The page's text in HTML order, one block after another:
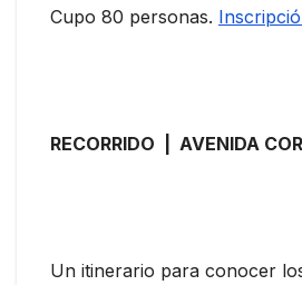
Cupo 80 personas.
RECORRIDO | AVENIDA
Un itinerario para conocer